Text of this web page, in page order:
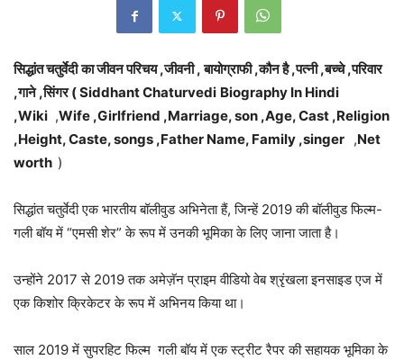
सिद्धांत चतुर्वेदी का जीवन परिचय ,जीवनी , बायोग्राफी ,कौन है ,पत्नी ,बच्चे ,परिवार
,गाने ,सिंगर ( Siddhant Chaturvedi Biography In Hindi
,Wiki ,Wife ,Girlfriend ,Marriage, son ,Age, Cast ,Religion
,Height, Caste, songs ,Father Name, Family ,singer ,Net
worth )
सिद्धांत चतुर्वेदी एक भारतीय बॉलीवुड अभिनेता हैं, जिन्हें 2019 की बॉलीवुड फिल्म-
गली बॉय में “एमसी शेर” के रूप में उनकी भूमिका के लिए जाना जाता है।
उन्होंने 2017 से 2019 तक अमेज़ॅन प्राइम वीडियो वेब श्रृंखला इनसाइड एज में
एक किशोर क्रिकेटर के रूप में अभिनय किया था।
साल 2019 में सुपरहिट फिल्म गली बॉय में एक स्ट्रीट रैपर की सहायक भूमिका के